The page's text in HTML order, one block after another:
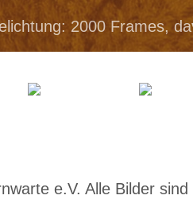
2000 Frames,
e.V. Alle Bilder